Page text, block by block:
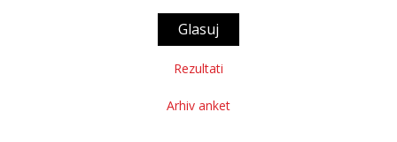
Rezultati
Arhiv anket